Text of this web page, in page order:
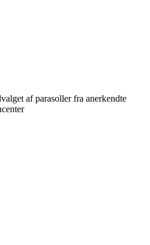
af parasoller fra anerkendte